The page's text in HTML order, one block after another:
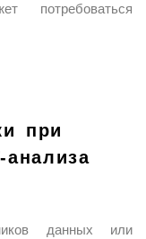
потребоваться
при
анализа
данных или